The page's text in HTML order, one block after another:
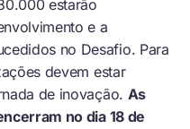
estarão
e a
no Desafio. Para
devem estar
de inovação. As
no dia 18 de